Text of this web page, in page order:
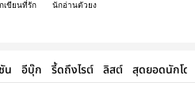
เขียนที่รัก นักอ่านตัวยง
น อีบุ๊ก รี้ดถึงไรต์ ลิสต์ สุดยอดนักโด